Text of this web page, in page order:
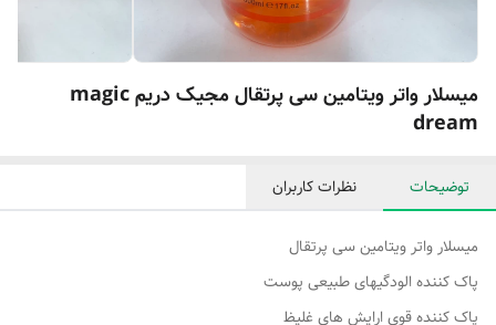
میسلار واتر ویتامین سی پرتقال مجیک دریم magic
dream
توضیحات نظرات کاربران
میسلار واتر ویتامین سی پرتقال
پاک کننده الودگیهای طبیعی پوست
پاک کننده قوی ارایش های غلیظ